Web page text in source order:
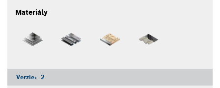
Materiály
Verzie: 2